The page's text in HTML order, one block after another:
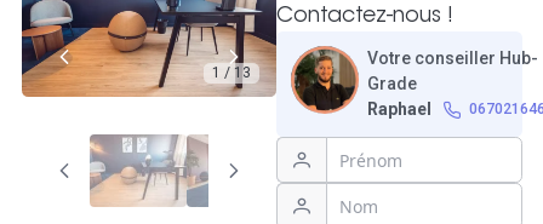
1 / 13
Contactez-nous !
Votre conseiller Hub-
Grade
Raphael